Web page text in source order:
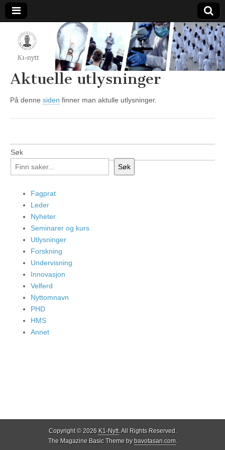
K1-
Nytt
Aktuelle utlysninger
På denne siden finner man aktulle utlysninger.
Søk
Søk
Fagprat
Leder
Nyheter
Seminarer og kurs
Utlysninger
Forskning
Undervisning
Innovasjon
Velferd
Nyttomnavn
PHD
HMS
Annet
Copyright © 2026 K1-Nytt. All Rights Reserved.
The Magazine Basic Theme bybavotasan.com.